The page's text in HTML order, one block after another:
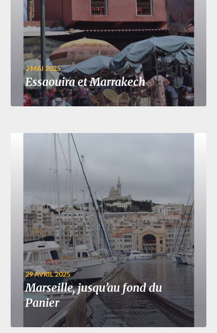
2 MAI 2025
Essaouira et Marrakech
29 AVRIL 2025
Marseille, jusqu’au fond du
Panier